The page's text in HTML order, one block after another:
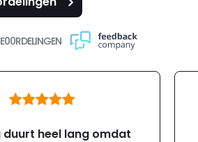
duurt heel lang omdat